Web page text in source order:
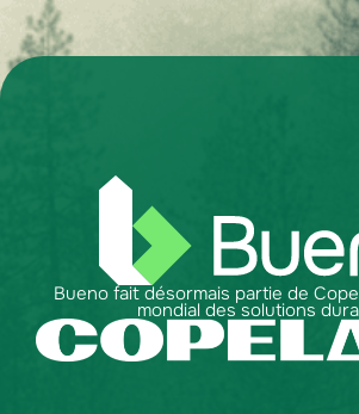
Bueno fait désormais partie de
mondial des solutions